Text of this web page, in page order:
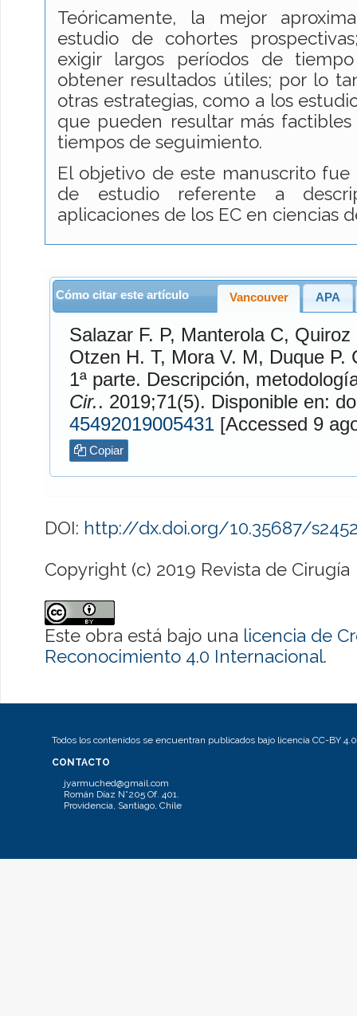
Teóricamente, la mejor
estudio de cohortes
exigir largos períodos de
obtener resultados útiles; por lo
otras estrategias, como a los
que pueden resultar más
tiempos de seguimiento.
El objetivo de este manuscrito
de estudio referente a
aplicaciones de los EC en ciencias
Cómo citar este artículo Vancouver APA
Salazar F. P, ManterolaC, Quiroz
Otzen H. T, Mora V. M, Duque P. G.
1ª parte. Descripción,
Cir.
. 2019;71(5). Disponible en:
45492019005431
Copiar
DOI: http://dx.doi.org/10.35687/
Copyright (c) 2019 Revista de Cirugía
Este obra está bajo una licencia de
Reconocimiento 4.0 Internacional.
Todos los contenidos se encuentran publicados bajo licencia CC-BY 4.0
CONTACTO
jyarmuched@gmail.com
Román Díaz N°205 Of. 401.
Providencia, Santiago, Chile